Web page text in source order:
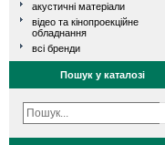
акустичні матеріали
відео та кінопроекційне
обладнання
всі бренди
Пошук у каталозі